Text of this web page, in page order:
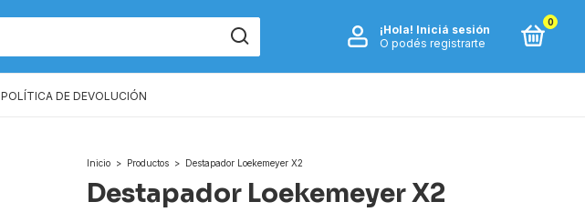
¡Hola! Iniciá sesión
O podés registrarte
0
POLÍTICA DE DEVOLUCIÓN
Inicio > Productos > Destapador Loekemeyer X2
Destapador Loekemeyer X2